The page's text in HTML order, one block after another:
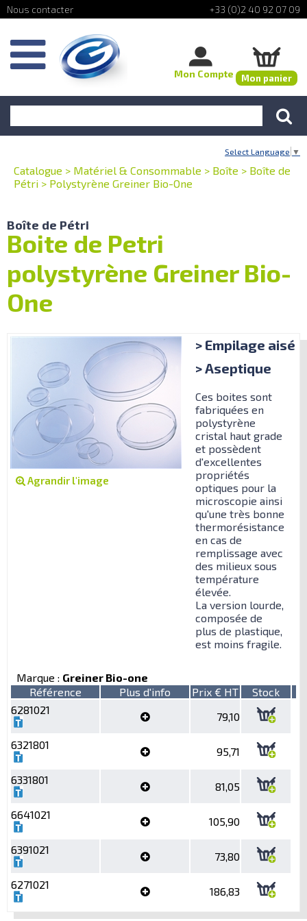
+33 (0)2 40 92 07 09
Mon Compte Mon panier
Select Language ▼
Catalogue > Matériel & Consommable > Boîte > Boîte de
Pétri > Polystyrène Greiner Bio-One
Boîte de Pétri
Boite de Petri
polystyrène Greiner Bio-
One
Agrandir l'image
> Empilage aisé
> Aseptique
Ces boites sont
fabriquées en
polystyrène
cristal haut grade
et possèdent
d'excellentes
propriétés
optiques pour la
microscopie ainsi
qu'une très bonne
thermorésistance
en cas de
remplissage avec
des milieux sous
température
élevée.
La version lourde,
composée de
plus de plastique,
est moins fragile.
Marque : Greiner Bio-one
Référence
Plus d'info Prix € HT
Stock
6281021
79,10
6321801
95,71
6331801
81,05
6641021
105,90
6391021
73,80
6271021
186,83